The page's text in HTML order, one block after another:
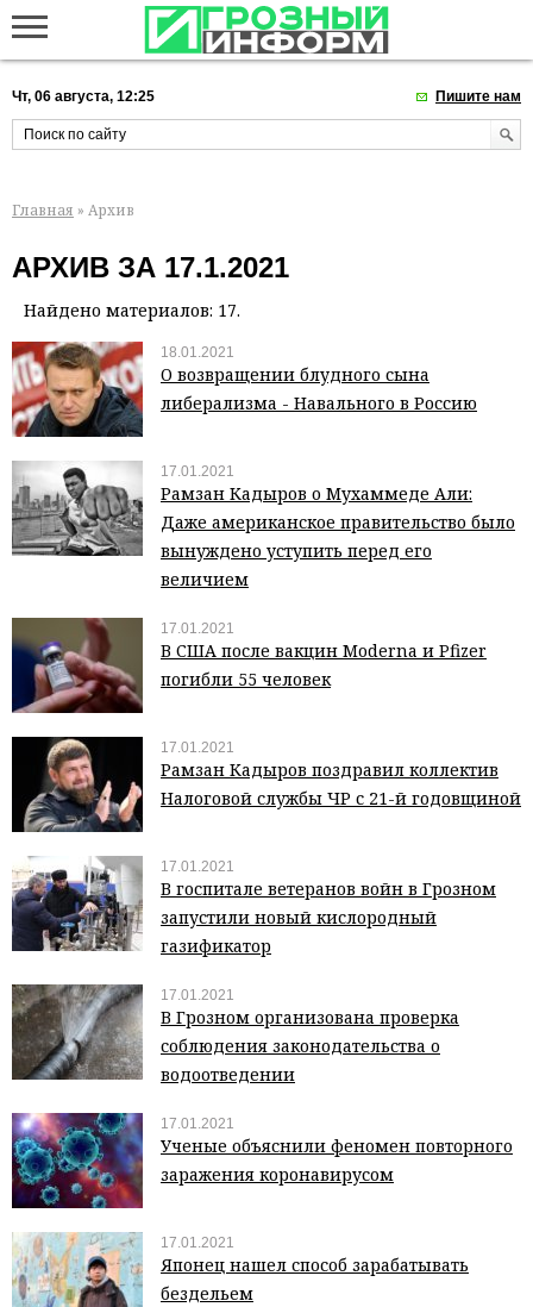
Чт, 06 августа, 12:25 Пишите нам
Главная » Архив
АРХИВ ЗА 17.1.2021
Найдено материалов: 17.
18.01.2021
О возвращении блудного сына
либерализма - Навального в Россию
17.01.2021
Рамзан Кадыров о Мухаммеде Али:
Даже американское правительство было
вынуждено уступить перед его
величием
17.01.2021
В США после вакцин Moderna и Pfizer
погибли 55 человек
17.01.2021
Рамзан Кадыров поздравил коллектив
Налоговой службы ЧР с 21-й годовщиной
17.01.2021
В госпитале ветеранов войн в Грозном
запустили новый кислородный
газификатор
17.01.2021
В Грозном организована проверка
соблюдения законодательства о
водоотведении
17.01.2021
Ученые объяснили феномен повторного
заражения коронавирусом
17.01.2021
Японец нашел способ зарабатывать
бездельем